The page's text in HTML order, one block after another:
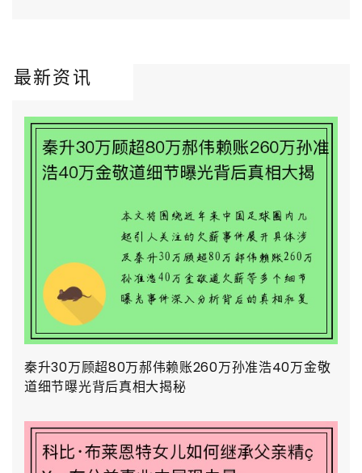
最新资讯
秦升30万顾超80万郝伟赖账260万孙准浩40万金敬
道细节曝光背后真相大揭秘